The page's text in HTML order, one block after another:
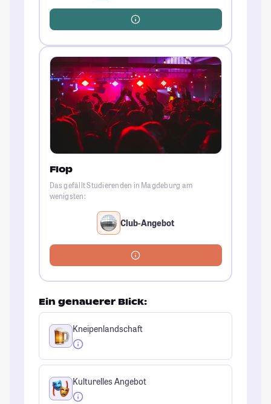
Flop
Das gefällt Studierenden in Magdeburg am
wenigsten:
Club-Angebot
Ein genauerer Blick:
Kneipenlandschaft
Kulturelles Angebot